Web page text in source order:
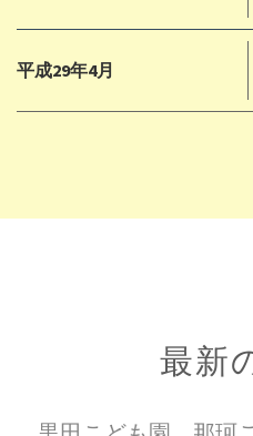
平成29年4月
最新